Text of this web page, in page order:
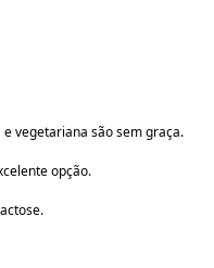
vegetariana são sem graça.
opção.